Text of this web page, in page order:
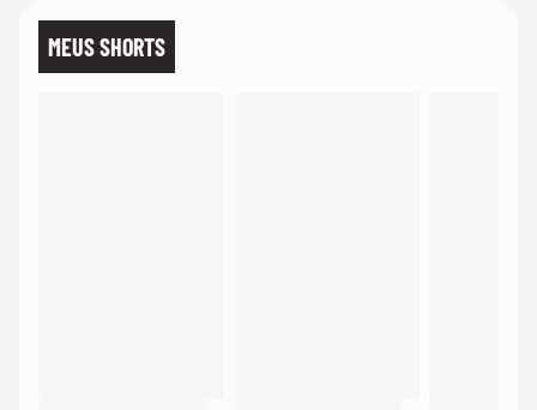
MEUS SHORTS